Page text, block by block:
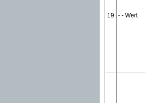
19 - - Wert